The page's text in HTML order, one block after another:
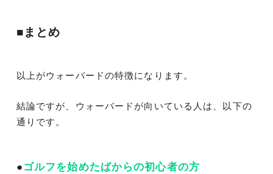
■まとめ
以上がウォーバードの特徴になります。
結論ですが、ウォーバードが向いている人は、以下の
通りです。
● ゴルフを始めたばからの初心者の方